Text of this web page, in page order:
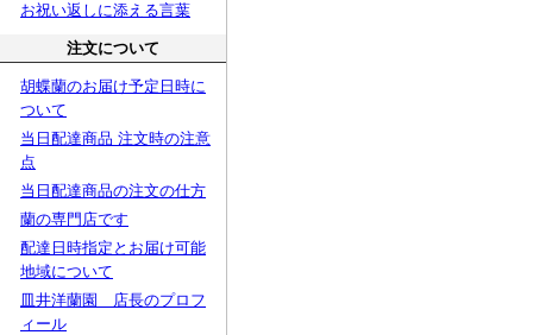
お祝い返しに添える言葉
注文について
胡蝶蘭のお届け予定日時に
ついて
当日配達商品 注文時の注意
点
当日配達商品の注文の仕方
蘭の専門店です
配達日時指定とお届け可能
地域について
皿井洋蘭園 店長のプロフ
ィール